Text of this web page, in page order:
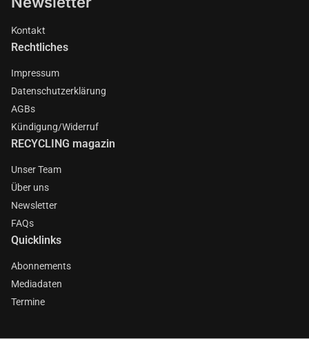
Kontakt
Rechtliches
Impressum
Datenschutzerklärung
AGBs
Kündigung/Widerruf
RECYCLING magazin
Unser Team
Über uns
Newsletter
FAQs
Quicklinks
Abonnements
Mediadaten
Termine